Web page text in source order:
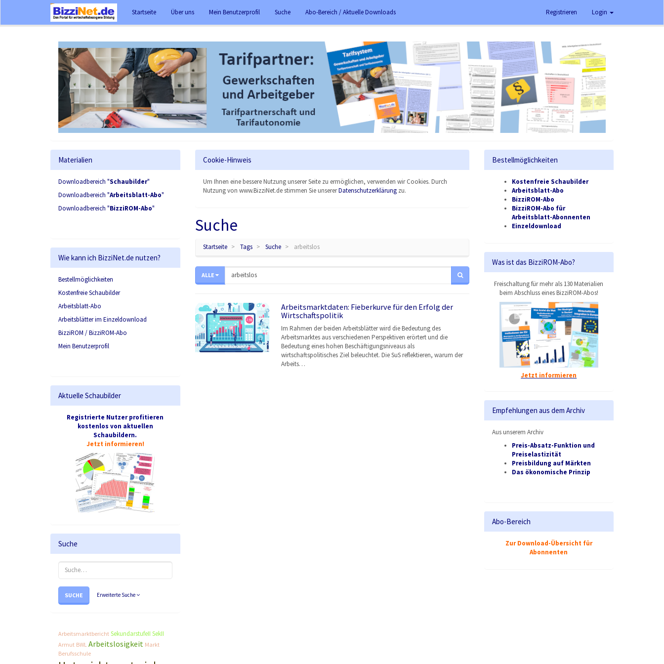
Startseite Über uns Mein Benutzerprofil Suche Abo-Bereich / Aktuelle Downloads Registrieren Login
Materialien
Downloadbereich "Schaubilder"
Downloadbereich "Arbeitsblatt-Abo"
Downloadbereich "BizziROM-Abo"
Wie kann ich BizziNet.de nutzen?
Bestellmöglichkeiten
Kostenfreie Schaubilder
Arbeitsblatt-Abo
Arbeitsblätter im Einzeldownload
BizziROM / BizziROM-Abo
Mein Benutzerprofil
Aktuelle Schaubilder
Registrierte Nutzer profitieren
kostenlos von aktuellen
Schaubildern.
Jetzt informieren!
Suche
SUCHE Erweiterte Suche
Arbeitsmarktbericht SekundarstufeII SekII
Armut BWL Arbeitslosigkeit Markt
Berufsschule
Cookie-Hinweis
Um Ihnen eine bessere Nutzung unserer Seite zu ermöglichen, verwenden wir Cookies. Durch
Nutzung von www.BizziNet.de stimmen Sie unsererDatenschutzerklärungzu.
Suche
Startseite Tags Suche arbeitslos
ALLE
Arbeitsmarktdaten: Fieberkurve für den Erfolg der
Wirtschaftspolitik
Im Rahmen der beiden Arbeitsblätter wird die Bedeutung des
Arbeitsmarktes aus verschiedenen Perspektiven erörtert und die
Bedeutung eines hohen Beschäftigungsniveaus als
wirtschaftspolitisches Ziel beleuchtet. Die SuS reflektieren, warum der
Arbeits…
Bestellmöglichkeiten
Kostenfreie Schaubilder
Arbeitsblatt-Abo
BizziROM-Abo
BizziROM-Abo für
Arbeitsblatt-Abonnenten
Einzeldownload
Was ist das BizziROM-Abo?
Freischaltung für mehr als 130 Materialien
beim Abschluss eines BizziROM-Abos!
Jetzt informieren
Empfehlungen aus dem Archiv
Aus unserem Archiv
Preis-Absatz-Funktion und
Preiselastizität
Preisbildung auf Märkten
Das ökonomische Prinzip
Abo-Bereich
Zur Download-Übersicht für
Abonnenten